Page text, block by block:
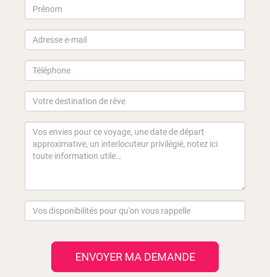
ENVOYER MA DEMANDE